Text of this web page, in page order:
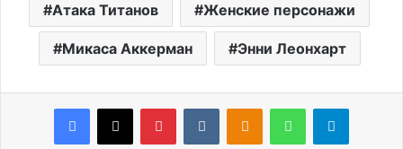
Атака Титанов Женские персонажи
Микаса Аккерман Энни Леонхарт